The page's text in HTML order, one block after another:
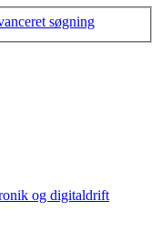
søgning
og digitaldrift